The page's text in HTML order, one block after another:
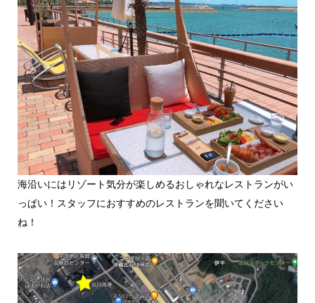
海沿いにはリゾート気分が楽しめるおしゃれなレストランがい
っぱい！スタッフにおすすめのレストランを聞いてください
ね！